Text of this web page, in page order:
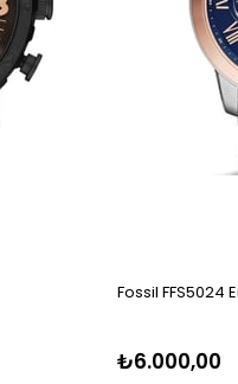
Fossil FFS5024
₺6.000,00